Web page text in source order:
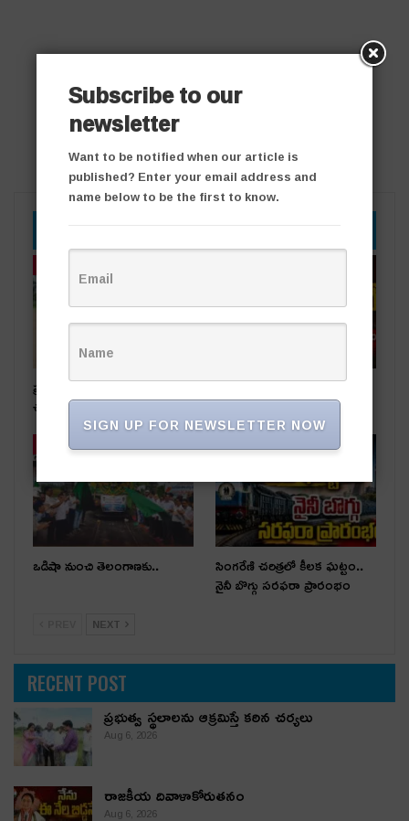
ప్రభుత్వ స్థలాలను ఆక్రమిస్తే కఠిన
చర్యలు
రాజకీయ దివాళాకోరుతనం
తాజా వార్తలు
ఒడిషా నుంచి తెలంగాణ‌కు.. సింగరేణి చరిత్రలో కీలక ఘట్టం..
నైనీ బొగ్గు సరఫరా ప్రారంభం
NEXT
RECENT POST
ప్రభుత్వ స్థలాలను ఆక్రమిస్తే కఠిన చర్యలు
Aug 6, 2026
రాజకీయ దివాళాకోరుతనం
Aug 6, 2026
Subscribe to our
newsletter
Want to be notified when our article is
published? Enter your email address and
name below to be the first to know.
SIGN UP FOR NEWSLETTER NOW